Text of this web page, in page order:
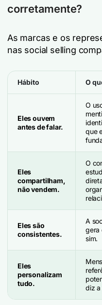
corretamente?
As marcas e os
nas social selling
Hábito O
Eles ouvem
antes de falar.
O
que
Eles
compartilham,
não vendem.
O
Eles são
consistentes.
A
gera
sim.
Eles
personalizam
tudo.
diz a